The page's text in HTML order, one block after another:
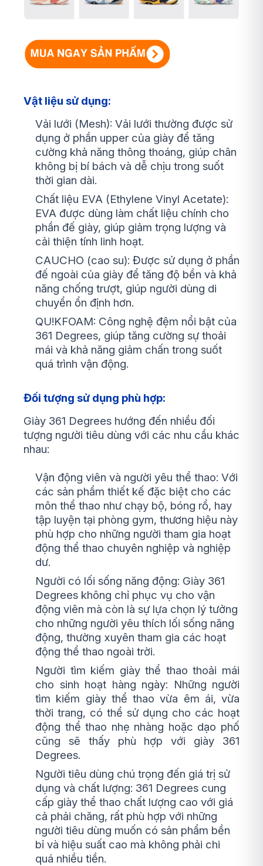
Vật liệu sử dụng:
Vải lưới (Mesh): Vải lưới thường được sử
dụng ở phần upper của giày để tăng
cường khả năng thông thoáng, giúp chân
không bị bí bách và dễ chịu trong suốt
thời gian dài.
Chất liệu EVA (Ethylene Vinyl Acetate):
EVA được dùng làm chất liệu chính cho
phần đế giày, giúp giảm trọng lượng và
cải thiện tính linh hoạt.
CAUCHO (cao su): Được sử dụng ở phần
đế ngoài của giày để tăng độ bền và khả
năng chống trượt, giúp người dùng di
chuyển ổn định hơn.
QU!KFOAM: Công nghệ đệm nổi bật của
361 Degrees, giúp tăng cường sự thoải
mái và khả năng giảm chấn trong suốt
quá trình vận động.
Đối tượng sử dụng phù hợp:
Giày 361 Degrees hướng đến nhiều đối
tượng người tiêu dùng với các nhu cầu khác
nhau:
Vận động viên và người yêu thể thao: Với
các sản phẩm thiết kế đặc biệt cho các
môn thể thao như chạy bộ, bóng rổ, hay
tập luyện tại phòng gym, thương hiệu này
phù hợp cho những người tham gia hoạt
động thể thao chuyên nghiệp và nghiệp
dư.
Người có lối sống năng động: Giày 361
Degrees không chỉ phục vụ cho vận
động viên mà còn là sự lựa chọn lý tưởng
cho những người yêu thích lối sống năng
động, thường xuyên tham gia các hoạt
động thể thao ngoài trời.
Người tìm kiếm giày thể thao thoải mái
cho sinh hoạt hàng ngày: Những người
tìm kiếm giày thể thao vừa êm ái, vừa
thời trang, có thể sử dụng cho các hoạt
động thể thao nhẹ nhàng hoặc dạo phố
cũng sẽ thấy phù hợp với giày 361
Degrees.
Người tiêu dùng chú trọng đến giá trị sử
dụng và chất lượng: 361 Degrees cung
cấp giày thể thao chất lượng cao với giá
cả phải chăng, rất phù hợp với những
người tiêu dùng muốn có sản phẩm bền
bỉ và hiệu suất cao mà không phải chi
quá nhiều tiền.